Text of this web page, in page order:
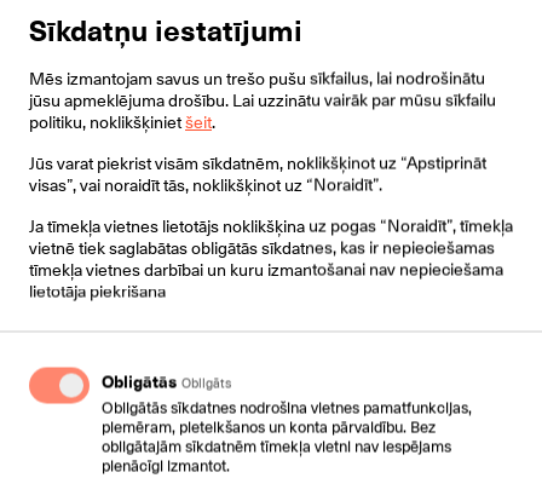
Kādi ir piemēri, kur Smart-ID vai eParaksts Mobile
zvanu centrā jau tagad būtiski atvieglo darbu?
Vai iespējams izmantot arī čatā, e-pastā utt?
Autors:ELĪZA JUDZIKA
PROJEKTU VADĪTĀJA
Sīkdatņu iestatījumi
Mēs izmantojam savus un trešo pušu sīkfailus, lai nodrošinātu
jūsu apmeklējuma drošību. Lai uzzinātu vairāk par mūsu sīkfailu
politiku, noklikšķinietšeit.
Jūs varat piekrist visām sīkdatnēm, noklikšķinot uz “Apstiprināt
visas”, vai noraidīt tās, noklikšķinot uz “Noraidīt”.
Ja tīmekļa vietnes lietotājs noklikšķina uz pogas “Noraidīt”, tīmekļa
vietnē tiek saglabātas obligātās sīkdatnes, kas ir nepieciešamas
tīmekļa vietnes darbībai un kuru izmantošanai nav nepieciešama
lietotāja piekrišana
Obligātās Obligāts
Obligātās sīkdatnes nodrošina vietnes pamatfunkcijas,
piemēram, pieteikšanos un konta pārvaldību. Bez
obligātajām sīkdatnēm tīmekļa vietni nav iespējams
pienācīgi izmantot.